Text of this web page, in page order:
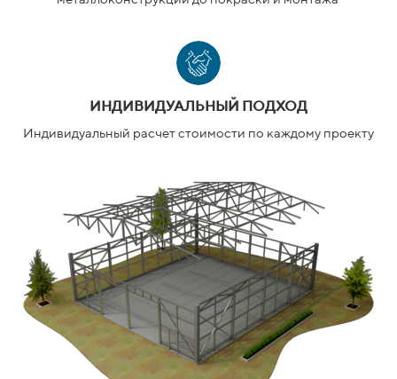
ИНДИВИДУАЛЬНЫЙ ПОДХОД
Индивидуальный расчет стоимости по каждому проекту